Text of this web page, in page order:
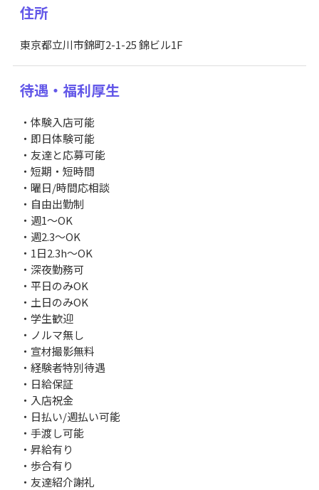
住所
東京都立川市錦町2-1-25 錦ビル1F
待遇・福利厚生
・体験入店可能
・即日体験可能
・友達と応募可能
・短期・短時間
・曜日/時間応相談
・自由出勤制
・週1～OK
・週2.3～OK
・1日2.3h～OK
・深夜勤務可
・平日のみOK
・土日のみOK
・学生歓迎
・ノルマ無し
・宣材撮影無料
・経験者特別待遇
・日給保証
・入店祝金
・日払い/週払い可能
・手渡し可能
・昇給有り
・歩合有り
・友達紹介謝礼